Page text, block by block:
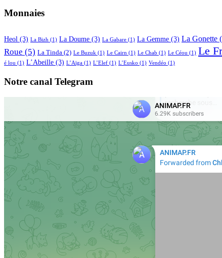
Monnaies
Heol (3) La Bizh (1) La Doume (3) La Gabare (1) La Gemme (3) La Gonette
Roue (5) La Tinda (2) Le Buzuk (1) Le Cairn (1) Le Chab (1) Le Céou (1) Le
é lou (1) L’Abeille (3) L’Aïga (1) L’Elef (1) L’Eusko (1) Vendéo (1)
Notre canal Telegram